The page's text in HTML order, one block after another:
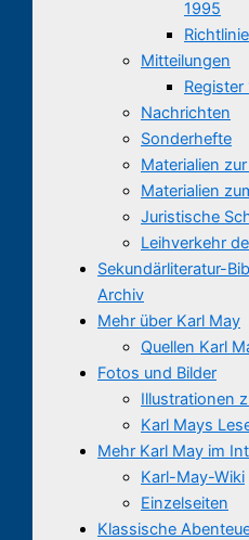
1995
Mitteilungen
Register
Nachrichten
Sonderhefte
Materialien
Materialien
Juristische
Leihverkehr
Sekundärliteratur-
Archiv
Mehr über Karl May
Quellen Karl
Fotos und Bilder
Illustrationen
Karl Mays
Mehr Karl May im
Karl-May-Wiki
Einzelseiten
Klassische